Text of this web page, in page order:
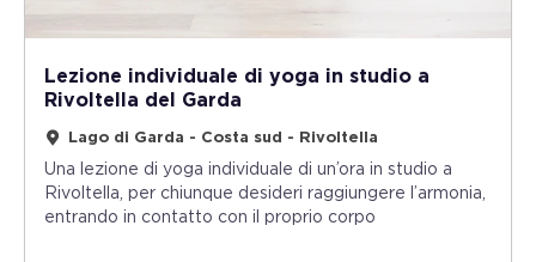
Lezione individuale di yoga in studio a
Rivoltella del Garda
Lago di Garda - Costa sud - Rivoltella
Una lezione di yoga individuale di un’ora in studio a
Rivoltella, per chiunque desideri raggiungere l’armonia,
entrando in contatto con il proprio corpo